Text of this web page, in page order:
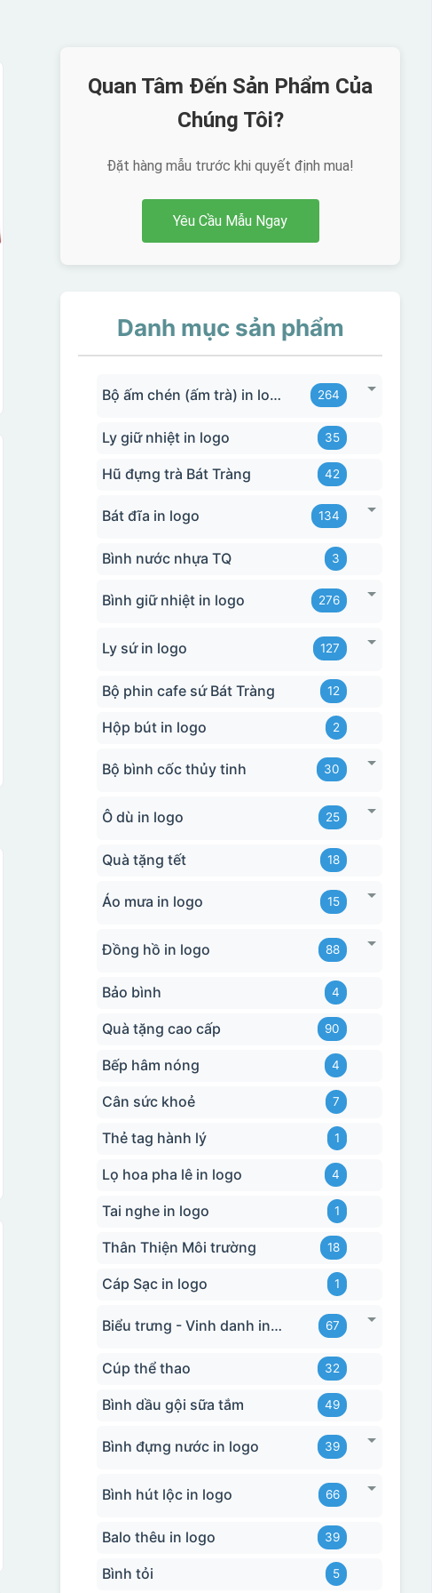
Quan Tâm Đến Sản Phẩm Của
Chúng Tôi?
Đặt hàng mẫu trước khi quyết định mua!
Yêu Cầu Mẫu Ngay
Danh mục sản phẩm
Bộ ấm chén (ấm trà) in logo 264
Ly giữ nhiệt in logo 35
Hũ đựng trà Bát Tràng 42
Bát đĩa in logo 134
Bình nước nhựa TQ 3
Bình giữ nhiệt in logo 276
Ly sứ in logo 127
Bộ phin cafe sứ Bát Tràng 12
Hộp bút in logo 2
Bộ bình cốc thủy tinh 30
Ô dù in logo 25
Quà tặng tết 18
Áo mưa in logo 15
Đồng hồ in logo 88
Bảo bình 4
Quà tặng cao cấp 90
Bếp hâm nóng 4
Cân sức khoẻ 7
Thẻ tag hành lý 1
Lọ hoa pha lê in logo 4
Tai nghe in logo 1
Thân Thiện Môi trường 18
Cáp Sạc in logo 1
Biểu trưng - Vinh danh in logo 67
Cúp thể thao 32
Bình dầu gội sữa tắm 49
Bình đựng nước in logo 39
Bình hút lộc in logo 66
Balo thêu in logo 39
Bình tỏi 5